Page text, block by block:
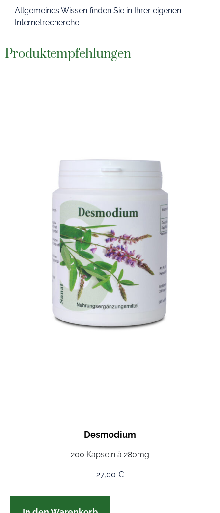
Allgemeines Wissen finden Sie in Ihrer eigenen
Internetrecherche
Produktempfehlungen
Desmodium
200 Kapseln à 280mg
27,00 €